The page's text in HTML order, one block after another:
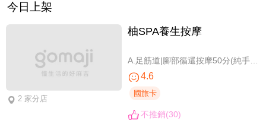
今日上架
2 家分店
柚SPA養生按摩
4.6
國旅卡
不推銷(30)